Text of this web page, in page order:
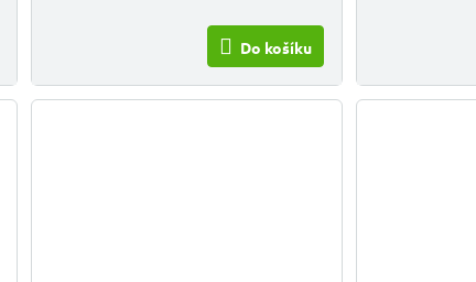
Do košíku